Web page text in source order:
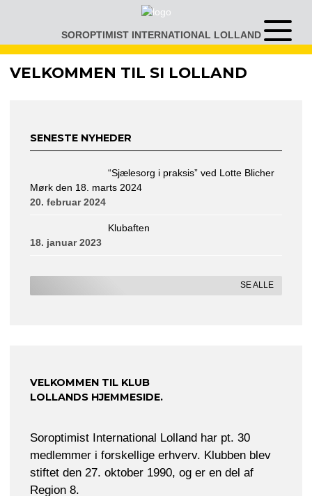
SOROPTIMIST INTERNATIONAL LOLLAND Åben
eller
luk
VELKOMMEN TIL SI LOLLAND
SENESTE NYHEDER
“Sjælesorg i praksis” ved Lotte Blicher
Mørk den 18. marts 2024
20. februar 2024
Klubaften
18. januar 2023
SE ALLE
VELKOMMEN TIL KLUB
LOLLANDS HJEMMESIDE.
Soroptimist International Lolland har pt. 30
medlemmer i forskellige erhverv. Klubben blev
stiftet den 27. oktober 1990, og er en del af
Region 8.